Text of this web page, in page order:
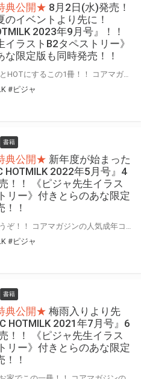
典公開★ 8月2日(水)発売！
のイベントより先に！
2023年9月号』！！
イラストB2タペストリー》
な限定版も同時発売！！
#ピジャ
書籍
典公開★ 新年度が始まった
HOTMILK 2022年5月号』4
！！ 《ピジャ先生イラス
リー》付きとらのあな限定
！！
#ピジャ
書籍
典公開★ 梅雨入りより先
HOTMILK 2021年7月号』6
！！ 《ピジャ先生イラス
リー》付きとらのあな限定
！！